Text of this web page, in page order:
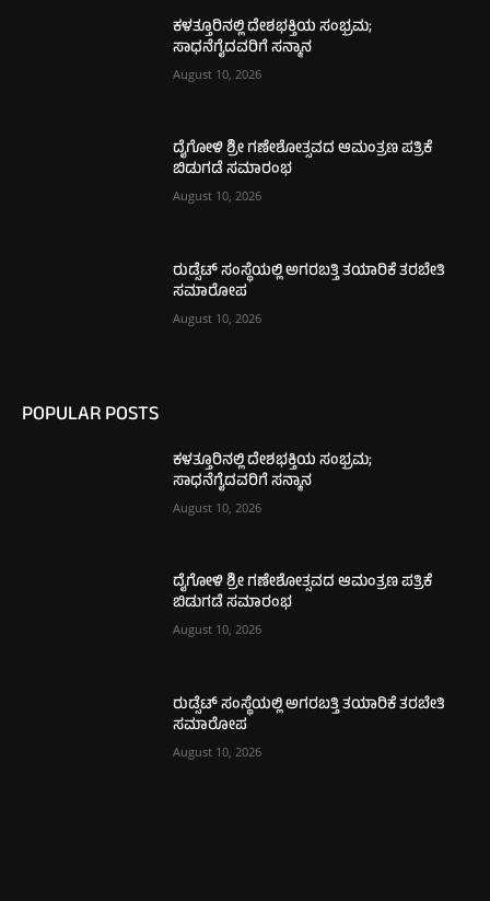
ಕಳತ್ತೂರಿನಲ್ಲಿ ದೇಶಭಕ್ತಿಯ ಸಂಭ್ರಮ;
ಸಾಧನೆಗೈದವರಿಗೆ ಸನ್ಮಾನ
August 10, 2026
ದೈಗೋಳಿ ಶ್ರೀ ಗಣೇಶೋತ್ಸವದ ಆಮಂತ್ರಣ ಪತ್ರಿಕೆ
ಬಿಡುಗಡೆ ಸಮಾರಂಭ
August 10, 2026
ರುಡ್ಸೆಟ್ ಸಂಸ್ಥೆಯಲ್ಲಿ ಅಗರಬತ್ತಿ ತಯಾರಿಕೆ ತರಬೇತಿ
ಸಮಾರೋಪ
August 10, 2026
POPULAR POSTS
ಕಳತ್ತೂರಿನಲ್ಲಿ ದೇಶಭಕ್ತಿಯ ಸಂಭ್ರಮ;
ಸಾಧನೆಗೈದವರಿಗೆ ಸನ್ಮಾನ
August 10, 2026
ದೈಗೋಳಿ ಶ್ರೀ ಗಣೇಶೋತ್ಸವದ ಆಮಂತ್ರಣ ಪತ್ರಿಕೆ
ಬಿಡುಗಡೆ ಸಮಾರಂಭ
August 10, 2026
ರುಡ್ಸೆಟ್ ಸಂಸ್ಥೆಯಲ್ಲಿ ಅಗರಬತ್ತಿ ತಯಾರಿಕೆ ತರಬೇತಿ
ಸಮಾರೋಪ
August 10, 2026